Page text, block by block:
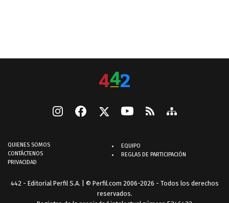
QUIENES SOMOS
CONTÁCTENOS
PRIVACIDAD
EQUIPO
REGLAS DE PARTICIPACIÓN
442 - Editorial Perfil S.A. | © Perfil.com 2006-2026 - Todos los derechos
reservados.